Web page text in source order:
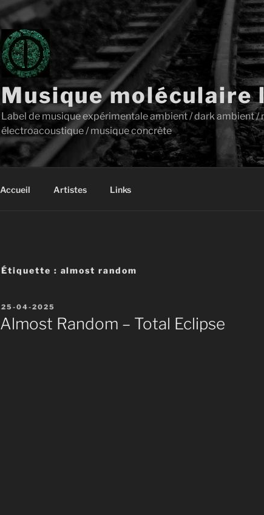
Musique moléculaire
Label de musique expérimentale ambient / dark ambient
électroacoustique / musique concrète
Accueil Artistes Links
Étiquette : almost random
Publié
le
25-04-2025
Almost Random – Total Eclipse